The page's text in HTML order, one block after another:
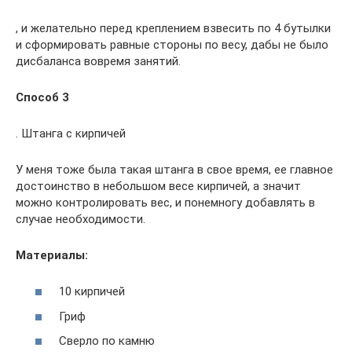
, и желательно перед креплением взвесить по 4 бутылки
и сформировать равные стороны по весу, дабы не было
дисбаланса вовремя занятий.
Способ 3
. Штанга с кирпичей
У меня тоже была такая штанга в свое время, ее главное
достоинство в небольшом весе кирпичей, а значит
можно контролировать вес, и понемногу добавлять в
случае необходимости.
Материалы:
10 кирпичей
Гриф
Сверло по камню